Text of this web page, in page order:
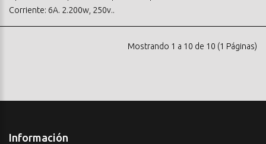
Corriente: 6A. 2.200w, 250v..
Mostrando 1 a 10 de 10 (1 Páginas)
Información